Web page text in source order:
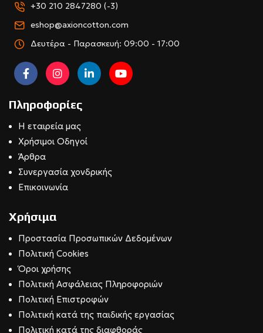
+30 210 2847280 (-3)
eshop@axioncotton.com
Δευτέρα - Παρασκευή: 09:00 - 17:00
Πληροφορίες
Η εταιρεία μας
Χρήσιμοι Οδηγοί
Άρθρα
Συνεργασία χονδρικής
Επικοινωνία
Χρήσιμα
Προστασία Προσωπικών Δεδομένων
Πολιτική Cookies
Όροι χρήσης
Πολιτική Ασφάλειας Πληροφοριών
Πολιτική Επιστροφών
Πολιτική κατά της παιδικής εργασίας
Πολιτική κατά της διαφθοράς